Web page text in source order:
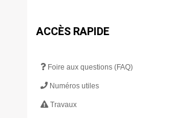
ACCÈS RAPIDE
Foire aux questions (FAQ)
Numéros utiles
Travaux